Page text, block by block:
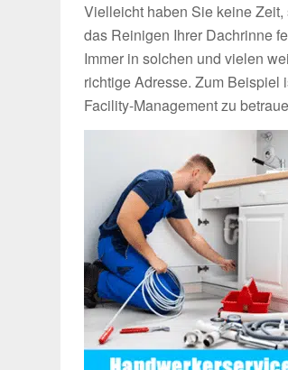
Vielleicht haben Sie keine
das Reinigen Ihrer Dachrinne
Immer in solchen und vielen
richtige Adresse. Zum Beispiel
Facility-Management zu